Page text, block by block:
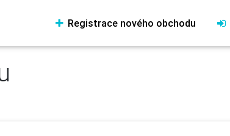
Registrace nového obchodu